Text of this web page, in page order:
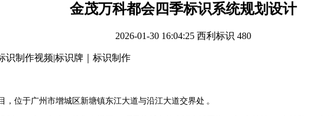
金茂万科都会四季标识系统规划设计
2026-01-30 16:04:25 西利标识 480
位于广州市增城区新塘镇东江大道与沿江大道交界处 。